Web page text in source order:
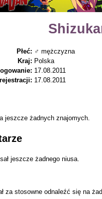
Płeć: ♂ mężczyzna
Kraj: Polska
17.08.2011
17.08.2011
jeszcze żadnych znajomych.
jeszcze żadnego niusa.
za stosowne odnaleźć się na